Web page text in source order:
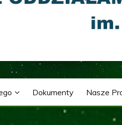
Z
Dokumenty Nasze